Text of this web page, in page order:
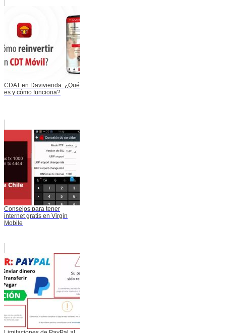
CDAT en Davivienda: ¿Qué
es y cómo funciona?
Consejos para tener
internet gratis en Virgin
Mobile